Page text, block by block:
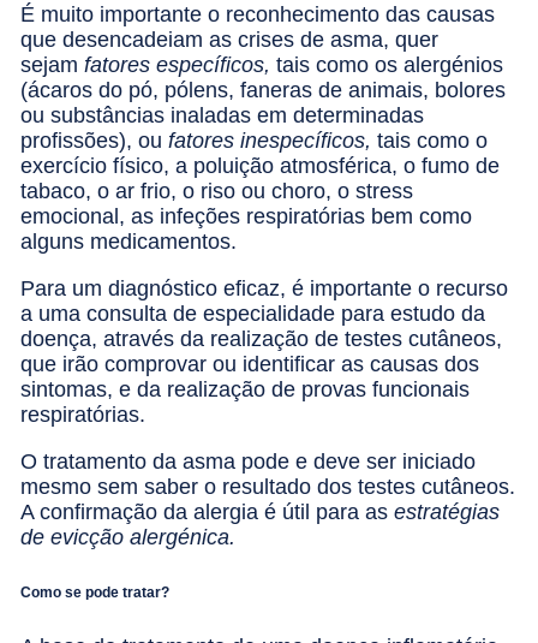
É muito importante o reconhecimento das causas
que desencadeiam as crises de asma, quer
sejam fatores específicos, tais como os alergénios
(ácaros do pó, pólens, faneras de animais, bolores
ou substâncias inaladas em determinadas
profissões), ou fatores inespecíficos, tais como o
exercício físico, a poluição atmosférica, o fumo de
tabaco, o ar frio, o riso ou choro, o stress
emocional, as infeções respiratórias bem como
alguns medicamentos.
Para um diagnóstico eficaz, é importante o recurso
a uma consulta de especialidade para estudo da
doença, através da realização de testes cutâneos,
que irão comprovar ou identificar as causas dos
sintomas, e da realização de provas funcionais
respiratórias.
O tratamento da asma pode e deve ser iniciado
mesmo sem saber o resultado dos testes cutâneos.
A confirmação da alergia é útil para as estratégias
de evicção alergénica.
Como se pode tratar?